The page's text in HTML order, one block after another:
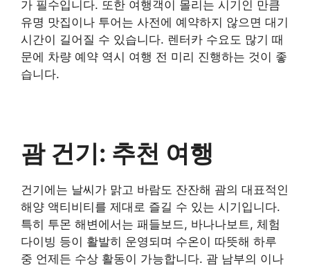
가 필수입니다. 또한 여행객이 몰리는 시기인 만큼
유명 맛집이나 투어는 사전에 예약하지 않으면 대기
시간이 길어질 수 있습니다. 렌터카 수요도 많기 때
문에 차량 예약 역시 여행 전 미리 진행하는 것이 좋
습니다.
괌 건기: 추천 여행
건기에는 날씨가 맑고 바람도 잔잔해 괌의 대표적인
해양 액티비티를 제대로 즐길 수 있는 시기입니다.
특히 투몬 해변에서는 패들보드, 바나나보트, 체험
다이빙 등이 활발히 운영되며 수온이 따뜻해 하루
중 언제든 수상 활동이 가능합니다. 괌 남부의 이나